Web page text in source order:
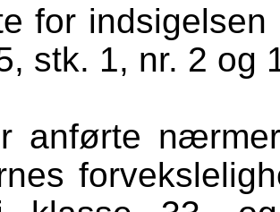
for
stk. 1, nr. 2 og
anførte